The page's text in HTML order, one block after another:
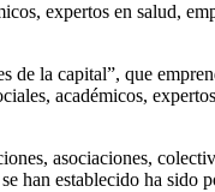
expertos en salud,
la capital”, que
académicos,
asociaciones,
han establecido ha sido